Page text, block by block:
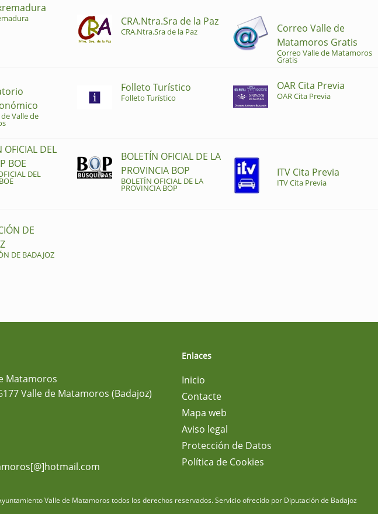
CRA.Ntra.Sra de la Paz
CRA.Ntra.Sra de la Paz
Correo Valle de
Matamoros Gratis
Correo Valle de Matamoros
Gratis
Valle de
Folleto Turístico
Folleto Turístico
OAR Cita Previa
OAR Cita Previa
OFICIAL DEL
BOE
DEL
BOLETÍN OFICIAL DE LA
PROVINCIA BOP
BOLETÍN OFICIAL DE LA
PROVINCIA BOP
ITV Cita Previa
ITV Cita Previa
DE
DE BADAJOZ
Matamoros
Valle de Matamoros (Badajoz)
Enlaces
Inicio
Contacte
Mapa web
Aviso legal
Protección de Datos
Política de Cookies
Valle de Matamoros todos los derechos reservados.Servicio ofrecido por Diputación de Badajoz